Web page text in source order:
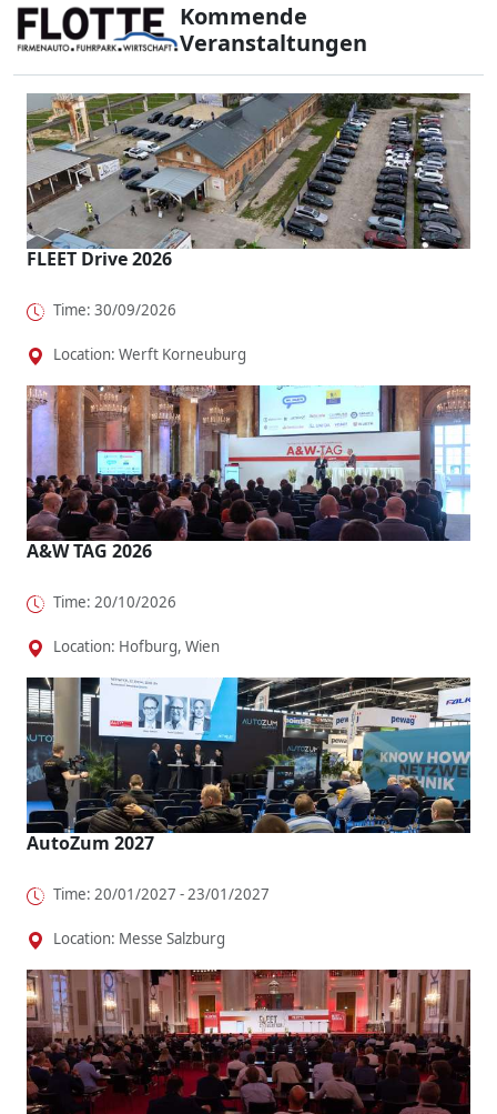
Benziner
zeigt dieser
Škoda
Octavia,
dass
Fahrspaß
o...
r, wenn sie
im neuen
Elektrokom
bi bZ4X
To...
Class-
Komfort:
Der neue
Mercedes
VLE will
Shuttle-...
ch
natürlich,
dazu wie
maßgesch..
.
Kommende
Veranstaltungen
FLEET Drive 2026
Time: 30/09/2026
Location: Werft Korneuburg
A&W TAG 2026
Time: 20/10/2026
Location: Hofburg, Wien
AutoZum 2027
Time: 20/01/2027 - 23/01/2027
Location: Messe Salzburg